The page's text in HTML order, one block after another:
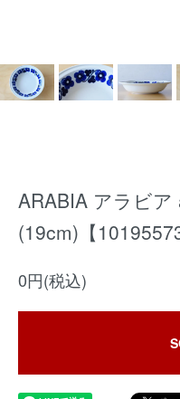
ARABIA アラビア
(19cm)【
0円(税込)